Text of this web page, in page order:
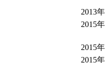
2013年
2015年
2015年
2015年